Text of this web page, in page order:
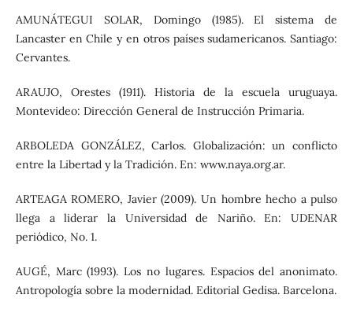
AMUNÁTEGUI SOLAR, Domingo (1985). El sistema de
Lancaster en Chile y en otros países sudamericanos. Santiago:
Cervantes.
ARAUJO, Orestes (1911). Historia de la escuela uruguaya.
Montevideo: Dirección General de Instrucción Primaria.
ARBOLEDA GONZÁLEZ, Carlos. Globalización: un conflicto
entre la Libertad y la Tradición. En: www.naya.org.ar.
ARTEAGA ROMERO, Javier (2009). Un hombre hecho a pulso
llega a liderar la Universidad de Nariño. En: UDENAR
periódico, No. 1.
AUGÉ, Marc (1993). Los no lugares. Espacios del anonimato.
Antropología sobre la modernidad. Editorial Gedisa. Barcelona.